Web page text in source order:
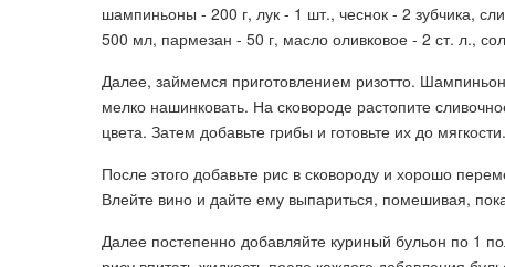
шампиньоны - 200 г, лук - 1 шт., чеснок - 2 зубчика,
500 мл, пармезан - 50 г, масло оливковое - 2 ст. л.,
Далее, займемся приготовлением ризотто.
мелко нашинковать. На сковороде растопите
цвета. Затем добавьте грибы и готовьте их до мягкости.
После этого добавьте рис в сковороду и хорошо
Влейте вино и дайте ему выпариться, помешивая,
Далее постепенно добавляйте куриный бульон по 1